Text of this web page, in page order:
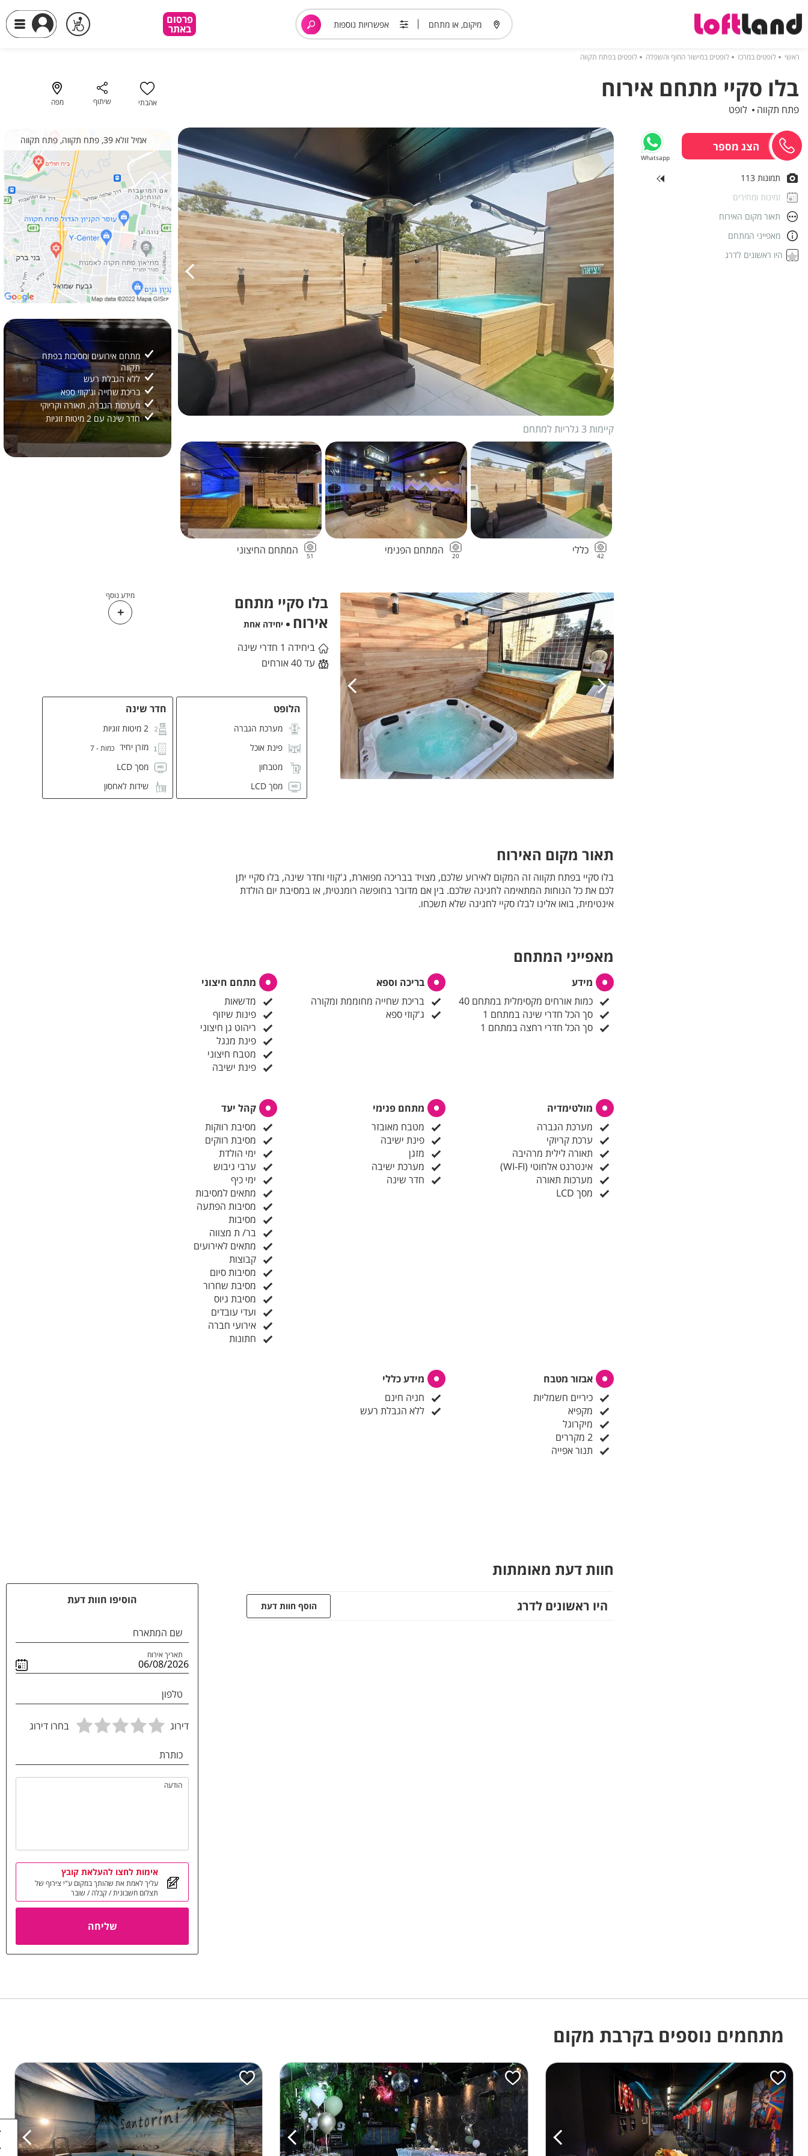
פרסום
באתר
פרסום
באתר מיקום, או מתחם אפשרויות נוספות
ראשי לופטים במרכז לופטים במישור החוף והשפלה לופטים בפתח תקווה
בלו סקיי מתחם אירוח
פתח תקווה לופט
Whatsapp
תמונות 113
זמינות ומחירים
תאור מקום האירוח
מאפייני המתחם
היו ראשונים לדרג
1/42
2/42
קיימות 3 גלריות למתחם
42 כללי 20 המתחם הפנימי 51 המתחם החיצוני
אהבתי שיתוף מפה
אמיל זולא 39, פתח תקווה, פתח תקווה
מתחם אירועים ומסיבות בפתח
תקווה
ללא הגבלת רעש
בריכת שחייה וג'קוזי ספא
מערכות הגברה, תאורה וקריוקי
חדר שינה עם 2 מיטות זוגיות
בלו סקיי מתחם
אירוח
יחידה אחת
ביחידה 1 חדרי שינה
עד 40 אורחים
הלופט
מערכת הגברה
פינת אוכל
מטבחון
מסך LCD
חדר שינה
2 מיטות זוגיות
מזרן יחיד כמות - 7
מסך LCD
שידות לאחסון
מידע נוסף
תאור מקום האירוח
בלו סקיי בפתח תקווה זה המקום לאירוע שלכם, מצויד בבריכה מפוארת, ג'קוזי וחדר שינה, בלו סקיי יתן
לכם את כל הנוחות המתאימה לחגיגה שלכם. בין אם מדובר בחופשה רומנטית, או במסיבת יום הולדת
אינטימית, בואו אלינו לבלו סקיי לחגיגה שלא תשכחו.
מאפייני המתחם
מידע
כמות אורחים מקסימלית במתחם 40
סך הכל חדרי שינה במתחם 1
סך הכל חדרי רחצה במתחם 1
בריכה וספא
בריכת שחייה מחוממת ומקורה
ג'קוזי ספא
מתחם חיצוני
מדשאות
פינות שיזוף
ריהוט גן חיצוני
פינת מנגל
מטבח חיצוני
פינת ישיבה
מולטימדיה
מערכת הגברה
ערכת קריוקי
תאורה לילית מרהיבה
אינטרנט אלחוטי (WI-FI)
מערכות תאורה
מסך LCD
מתחם פנימי
מטבח מאובזר
פינת ישיבה
מזגן
מערכת ישיבה
חדר שינה
קהל יעד
מסיבת רווקות
מסיבת רווקים
ימי הולדת
ערבי גיבוש
ימי כיף
מתאים למסיבות
מסיבות הפתעה
מסיבות
בר/ ת מצווה
מתאים לאירועים
קבוצות
מסיבות סיום
מסיבת שחרור
מסיבת גיוס
ועדי עובדים
אירועי חברה
חתונות
אבזור מטבח
כיריים חשמליות
מקפיא
מיקרוגל
2 מקררים
תנור אפייה
מידע כללי
חניה חינם
ללא הגבלת רעש
חוות דעת מאומתות
היו ראשונים לדרג הוסף חוות דעת הוסיפו חוות דעת
שם המתארח
תאריך אירוח
טלפון
דירוג בחרו דירוג
כותרת
הודעה
אימות לחצו להעלאת קובץ
עליך לאמת את שהותך במקום ע"י צירוף של
תצלום חשבונית / קבלה / שובר
שליחה
מתחמים נוספים בקרבת מקום